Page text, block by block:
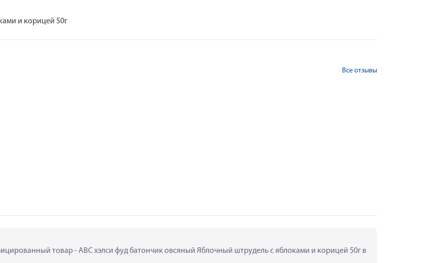
и корицей 50г
Все отзывы
товар - АВС хэлси фуд батончик овсяный Яблочный штрудель с яблоками и корицей 50г в